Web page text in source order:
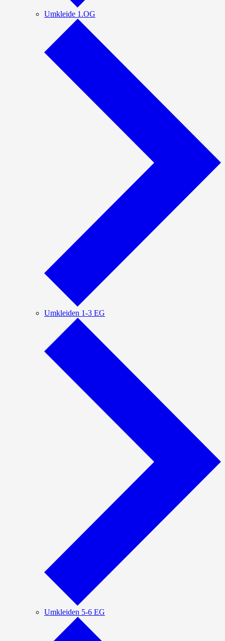
Umkleide 1.OG
Umkleiden 1-3 EG
Umkleiden 5-6 EG